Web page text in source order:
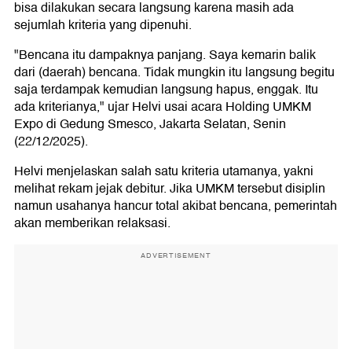
bisa dilakukan secara langsung karena masih ada
sejumlah kriteria yang dipenuhi.
"Bencana itu dampaknya panjang. Saya kemarin balik
dari (daerah) bencana. Tidak mungkin itu langsung begitu
saja terdampak kemudian langsung hapus, enggak. Itu
ada kriterianya," ujar Helvi usai acara Holding UMKM
Expo di Gedung Smesco, Jakarta Selatan, Senin
(22/12/2025).
Helvi menjelaskan salah satu kriteria utamanya, yakni
melihat rekam jejak debitur. Jika UMKM tersebut disiplin
namun usahanya hancur total akibat bencana, pemerintah
akan memberikan relaksasi.
ADVERTISEMENT